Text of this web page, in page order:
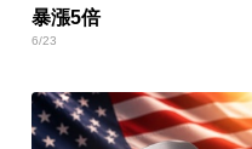
暴漲5倍
6/23